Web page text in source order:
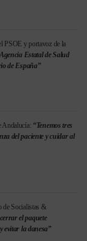
PSOE y portavoz de la
Estatal de Salud
de España”
Andalucía: “Tenemos tres
del paciente y cuidar al
de Socialistas &
el paquete
evitar la danesa”